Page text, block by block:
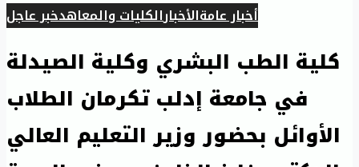
أخبار عامةالأخبارالكليات والمعاهدخبر عاجل
كلية الطب البشري وكلية الصيدلة
في جامعة إدلب تكرمان الطلاب
الأوائل بحضور وزير التعليم العالي